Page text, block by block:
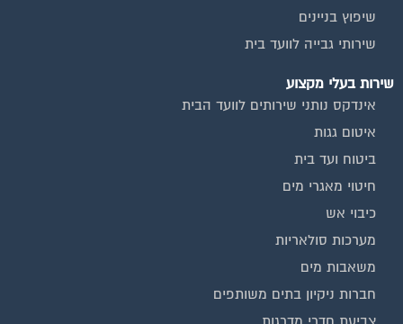
שיפוץ בניינים
שירותי גבייה לוועד בית
שירות בעלי מקצוע
אינדקס נותני שירותים לוועד הבית
איטום גגות
ביטוח ועד בית
חיטוי מאגרי מים
כיבוי אש
מערכות סולאריות
משאבות מים
חברות ניקיון בתים משותפים